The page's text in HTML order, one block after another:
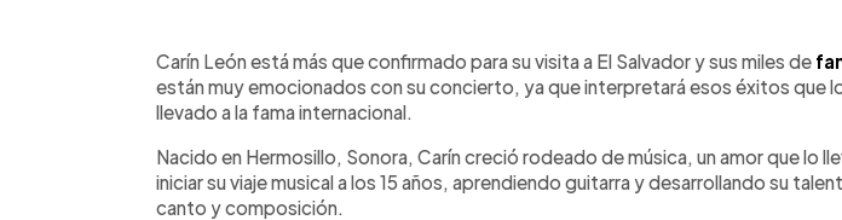
► Escuchar artículo
Carín León está más que confirmado para su visita a El Salvador y sus miles de
están muy emocionados con su concierto, ya que interpretará esos éxitos que
llevado a la fama internacional.
Nacido en Hermosillo, Sonora, Carín creció rodeado de música, un amor que lo
iniciar su viaje musical a los 15 años, aprendiendo guitarra y desarrollando su
canto y composición.